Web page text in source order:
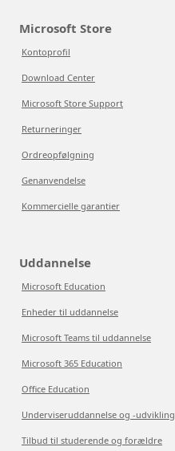
Microsoft Store
Kontoprofil
Download Center
Microsoft Store Support
Returneringer
Ordreopfølgning
Genanvendelse
Kommercielle garantier
Uddannelse
Microsoft Education
Enheder til uddannelse
Microsoft Teams til uddannelse
Microsoft 365 Education
Office Education
Underviseruddannelse og -udvikling
Tilbud til studerende og forældre